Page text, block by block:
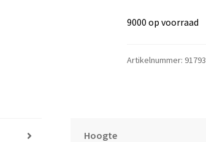
9000 op voorraad
Artikelnummer: 91793
Hoogte